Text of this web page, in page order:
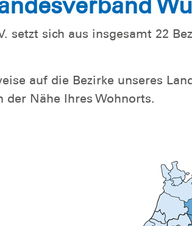
setzt sich aus insgesamt 22
auf die Bezirke unseres
der Nähe Ihres Wohnorts.